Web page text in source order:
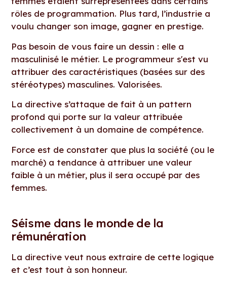
rôles de programmation. Plus tard, l’industrie a
voulu changer son image, gagner en prestige.
Pas besoin de vous faire un dessin : elle a
masculinisé le métier. Le programmeur s'est vu
attribuer des caractéristiques (basées sur des
stéréotypes) masculines. Valorisées.
La directive s’attaque de fait à un pattern
profond qui porte sur la valeur attribuée
collectivement à un domaine de compétence.
Force est de constater que plus la société (ou le
marché) a tendance à attribuer une valeur
faible à un métier, plus il sera occupé par des
femmes.
Séisme dans le monde de la
rémunération
La directive veut nous extraire de cette logique
et c’est tout à son honneur.